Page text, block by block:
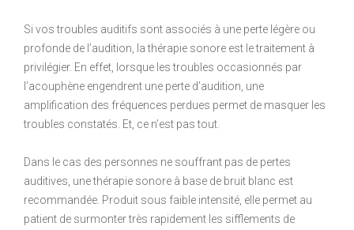
Si vos troubles auditifs sont associés à une perte légère ou
profonde de l’audition, la thérapie sonore est le traitement à
privilégier. En effet, lorsque les troubles occasionnés par
l’acouphène engendrent une perte d’audition, une
amplification des fréquences perdues permet de masquer les
troubles constatés. Et, ce n’est pas tout.
Dans le cas des personnes ne souffrant pas de pertes
auditives, une thérapie sonore à base de bruit blanc est
recommandée. Produit sous faible intensité, elle permet au
patient de surmonter très rapidement les sifflements de